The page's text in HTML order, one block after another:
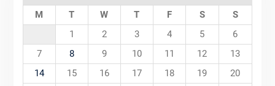
M T W T F S
S
1
2 3 4 5
6
7
8 9 10 11 12
13
14
15 16 17 18 19
20